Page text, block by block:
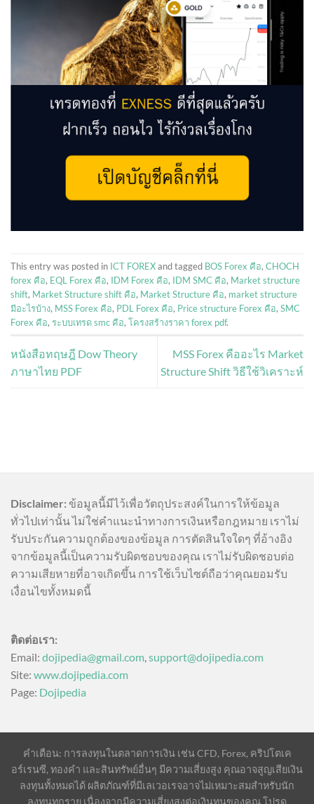
This entry was posted in ICT FOREXand tagged BOS Forex คือ, CHOCH
forex คือ, EQL Forex คือ, IDM Forex คือ, IDM SMC คือ, Market structure
shift, Market Structure shift คือ, Market Structure คือ, market structure
มีอะไรบ้าง, MSS Forex คือ, PDL Forex คือ, Price structure Forex คือ, SMC
Forex คือ, ระบบเทรด smc คือ, โครงสร้างราคา forex pdf.
หนังสือทฤษฎี Dow Theory
ภาษาไทย PDF
MSS Forex คืออะไร Market
Structure Shift วิธีใช้วิเคราะห์
Disclaimer: ข้อมูลนี้มีไว้เพื่อวัตถุประสงค์ในการให้ข้อมูล
ทั่วไปเท่านั้น ไม่ใช่คำแนะนำทางการเงินหรือกฎหมาย เราไม่
รับประกันความถูกต้องของข้อมูล การตัดสินใจใดๆ ที่อ้างอิง
จากข้อมูลนี้เป็นความรับผิดชอบของคุณ เราไม่รับผิดชอบต่อ
ความเสียหายที่อาจเกิดขึ้น การใช้เว็บไซต์ถือว่าคุณยอมรับ
เงื่อนไขทั้งหมดนี้
ติดต่อเรา:
Email: dojipedia@gmail.com,support@dojipedia.com
Site: www.dojipedia.com
Page: Dojipedia
คำเตือน: การลงทุนในตลาดการเงิน เช่น CFD, Forex, คริปโตเค
อร์เรนซี, ทองคำ และสินทรัพย์อื่นๆ มีความเสี่ยงสูง คุณอาจสูญเสียเงิน
ลงทุนทั้งหมดได้ ผลิตภัณฑ์ที่มีเลเวอเรจอาจไม่เหมาะสมสำหรับนัก
ลงทุนทุกราย เนื่องจากมีความเสี่ยงสูงต่อเงินทุนของคุณ โปรด